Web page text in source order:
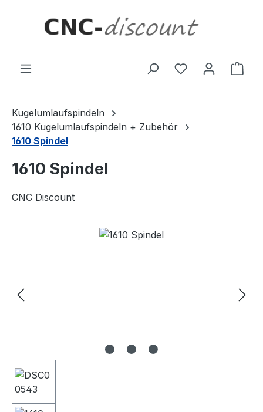
Kugelumlaufspindeln
1610 Kugelumlaufspindeln + Zubehör
1610 Spindel
1610 Spindel
CNC Discount
Bildergalerie überspringen